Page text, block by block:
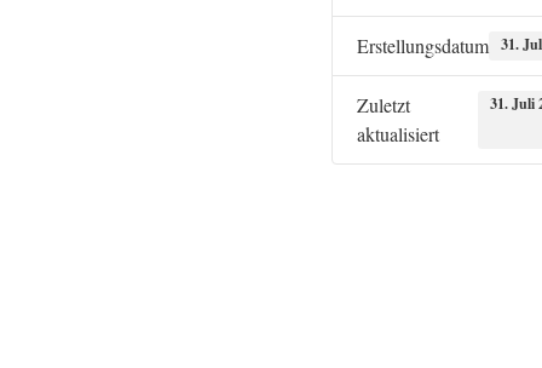
Erstellungsdatum 31.
Zuletzt
aktualisiert
31. Juli